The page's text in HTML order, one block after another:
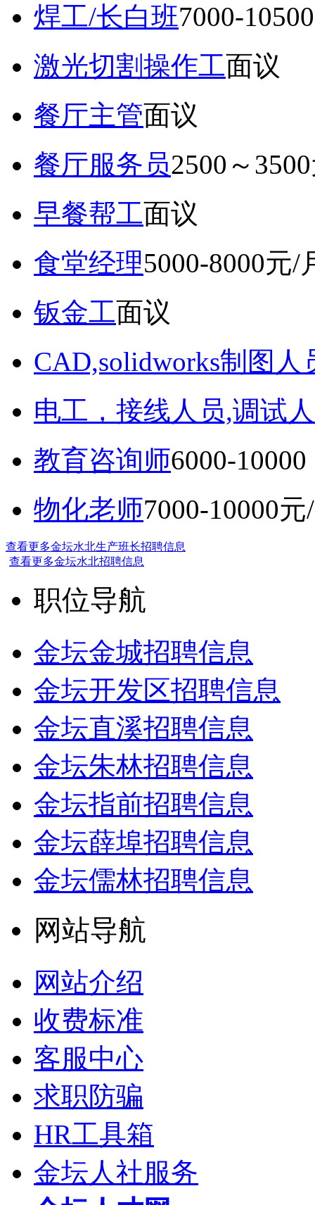
焊工/长白班7000-
激光切割操作工面议
餐厅主管面议
餐厅服务员2500～
早餐帮工面议
食堂经理5000-8000元/
钣金工面议
CAD,solidworks制图人
电工，接线人员,调试
教育咨询师6000-
物化老师7000-10000元
查看更多金坛水北生产班长招聘信息
查看更多金坛水北招聘信息
职位导航
金坛金城招聘信息
金坛开发区招聘信息
金坛直溪招聘信息
金坛朱林招聘信息
金坛指前招聘信息
金坛薛埠招聘信息
金坛儒林招聘信息
网站导航
网站介绍
收费标准
客服中心
求职防骗
HR工具箱
金坛人社服务